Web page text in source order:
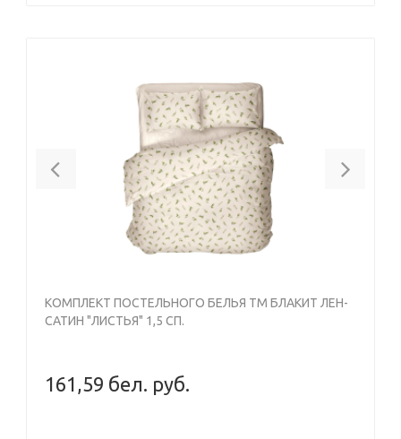
Previous
КОМПЛЕКТ ПОСТЕЛЬНОГО БЕЛЬЯ ТМ БЛАКИТ ЛЕН-
САТИН "ЛИСТЬЯ" 1,5 СП.
161,59 бел. руб.